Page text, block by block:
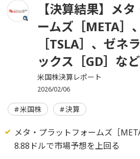
【決算結果】メ
ームズ［META］
［TSLA］、ゼネ
ックス［GD］など
米国株決算レポート
2026/02/06
米国株 決算
メタ・プラットフォームズ［
8.88ドルで市場予想を上回る